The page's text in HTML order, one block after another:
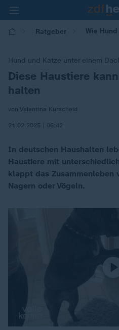
Ratgeber Wie
Hund und Katze unter einem
:Diese Haustiere
halten
von Valentina Kurscheid
21.02.2025 | 06:42
In deutschen Haushalten
Haustiere mit
klappt das Zusammenleben
Nagern oder Vögeln.